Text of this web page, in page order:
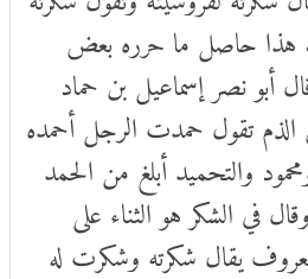
هذا حاصل ما حرره بعض
أبو نصر إسماعيل بن حماد
تقول حمدت الرجل أحمده
والتحميد أبلغ من الحمد
في الشكر هو الثناء على
يقال شكرته وشكرت له